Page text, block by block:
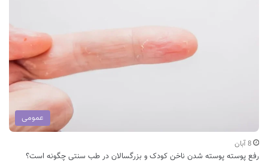
عمومی
8 آبان
رفع پوسته پوسته شدن ناخن کودک و بزرگسالان در طب سنتی چگونه است؟